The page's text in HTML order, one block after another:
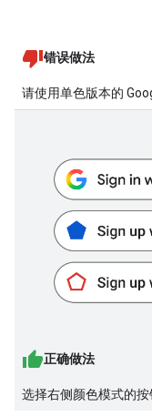
错误做法
请使用单色版本的
正确做法
选择右侧颜色模式的按